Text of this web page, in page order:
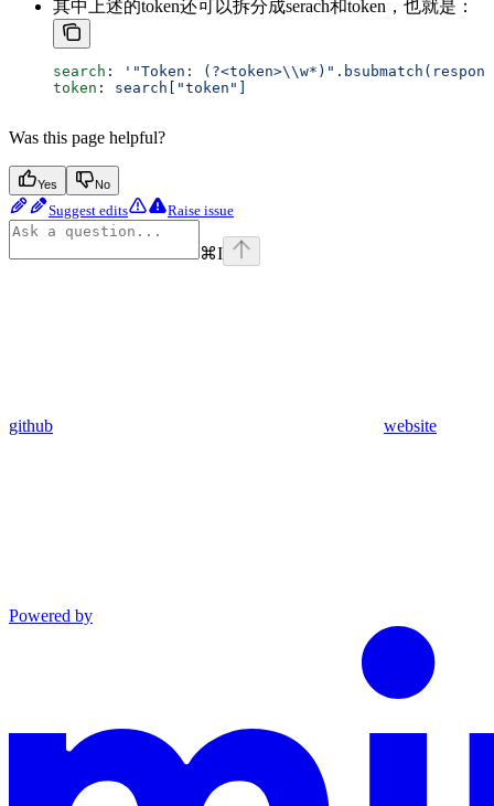
其中上述的token还可以拆分成serach和token，也就是：
search :
'"Token:
token : search["token"]
Was this page helpful?
Yes No
Suggest edits Raise issue
⌘I
github website
Powered by